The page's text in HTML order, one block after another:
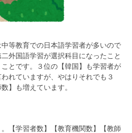
等教育での日本語学習者が多いので
外国語学習が選択科目になったこと
とです。３位の【韓国】も学習者が
れていますが、やはりそれでも３
】も増えています。
【学習者数】【教育機関数】【教師